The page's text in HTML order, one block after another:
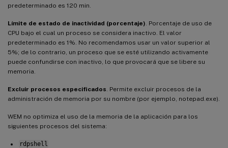
predeterminado es 120 min.
Límite de estado de inactividad (porcentaje) . Porcentaje de uso de
CPU bajo el cual un proceso se considera inactivo. El valor
predeterminado es 1%. No recomendamos usar un valor superior al
5%; de lo contrario, un proceso que se esté utilizando activamente
puede confundirse con inactivo, lo que provocará que se libere su
memoria.
Excluir procesos especificados . Permite excluir procesos de la
administración de memoria por su nombre (por ejemplo, notepad.exe).
WEM no optimiza el uso de la memoria de la aplicación para los
siguientes procesos del sistema:
rdpshell